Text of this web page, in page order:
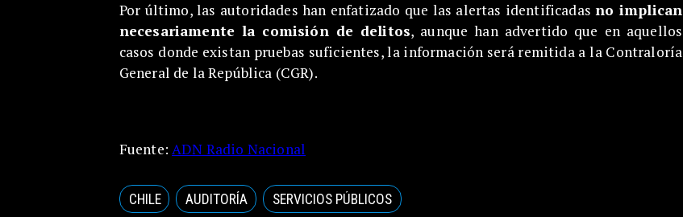
Por último, las autoridades han enfatizado que las alertas identificadasno implican
necesariamente la comisión de delitos, aunque han advertido que en aquellos
casos donde existan pruebas suficientes, la información será remitida a la Contraloría
General de la República (CGR).
Fuente:ADN Radio Nacional
CHILE AUDITORÍA SERVICIOS PÚBLICOS